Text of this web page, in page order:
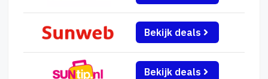
Bekijk deals
Bekijk deals